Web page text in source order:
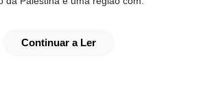
Continuar a Ler